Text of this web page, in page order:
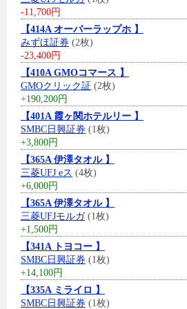
-11,700円
【414A オーバーラップホ 】
みずほ証券 (2枚)
-23,400円
【410A GMOコマース 】
GMOクリック証 (2枚)
+190,200円
【401A 霞ヶ関ホテルリー 】
SMBC日興証券 (1枚)
+3,800円
【365A 伊澤タオル 】
三菱UFJ eス (4枚)
+6,000円
【365A 伊澤タオル 】
三菱UFJモルガ(1枚)
+1,500円
【341A トヨコー 】
SMBC日興証券 (1枚)
+14,100円
【335A ミライロ 】
SMBC日興証券 (1枚)